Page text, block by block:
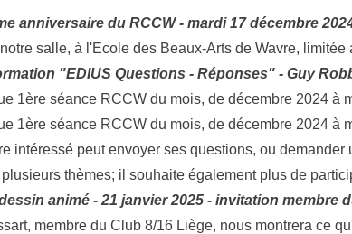
anniversaire du RCCW - mardi 17 décembre
salle, à l'Ecole des Beaux-Arts de Wavre, limitée
"EDIUS Questions - Réponses" - Guy
1ère séance RCCW du mois, de décembre 2024 à
1ère séance RCCW du mois, de décembre 2024 à
intéressé peut envoyer ses questions, ou demander
thèmes; il souhaite également plus de
animé - 21 janvier 2025 - invitation membre
membre du Club 8/16 Liège, nous montrera ce